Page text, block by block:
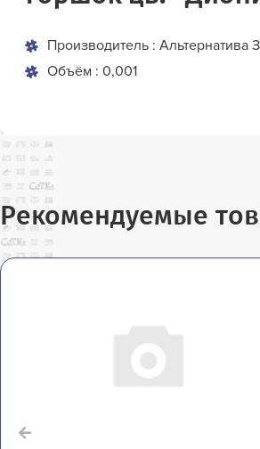
Производитель :
Объём : 0,001
Рекомендуемые